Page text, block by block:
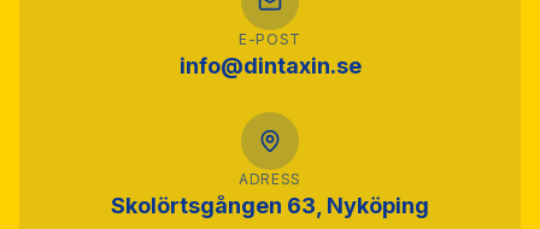
E-POST
info@dintaxin.se
ADRESS
Skolörtsgången 63, Nyköping